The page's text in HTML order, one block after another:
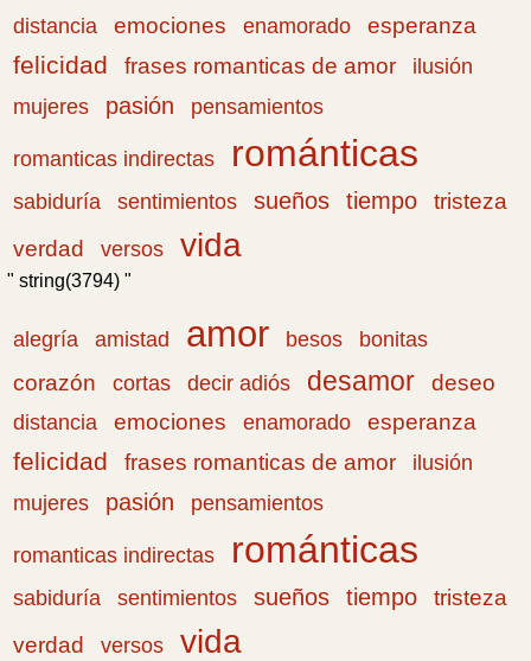
distancia emociones enamorado esperanza
felicidad frases romanticas de amor
ilusión
mujeres
pasión pensamientos
romanticas indirectas románticas
sabiduría sentimientos sueños tiempo
tristeza
verdad
versos vida
" string(3794) "
alegría amistad amor besos
bonitas
corazón
cortas decir adiós desamor deseo
distancia emociones enamorado esperanza
felicidad frases romanticas de amor
ilusión
mujeres
pasión pensamientos
romanticas indirectas románticas
sabiduría sentimientos sueños tiempo
tristeza
verdad
versos vida